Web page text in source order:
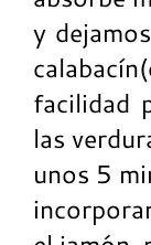
y
facilidad
las
unos 5